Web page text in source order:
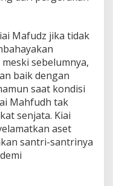
Mafudz jika tidak
sebelumnya,
baik dengan
saat kondisi
Mahfudh tak
senjata. Kiai
aset
santri-santrinya